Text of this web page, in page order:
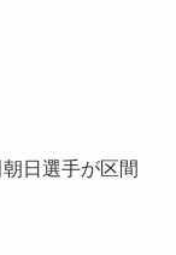
日選手が区間